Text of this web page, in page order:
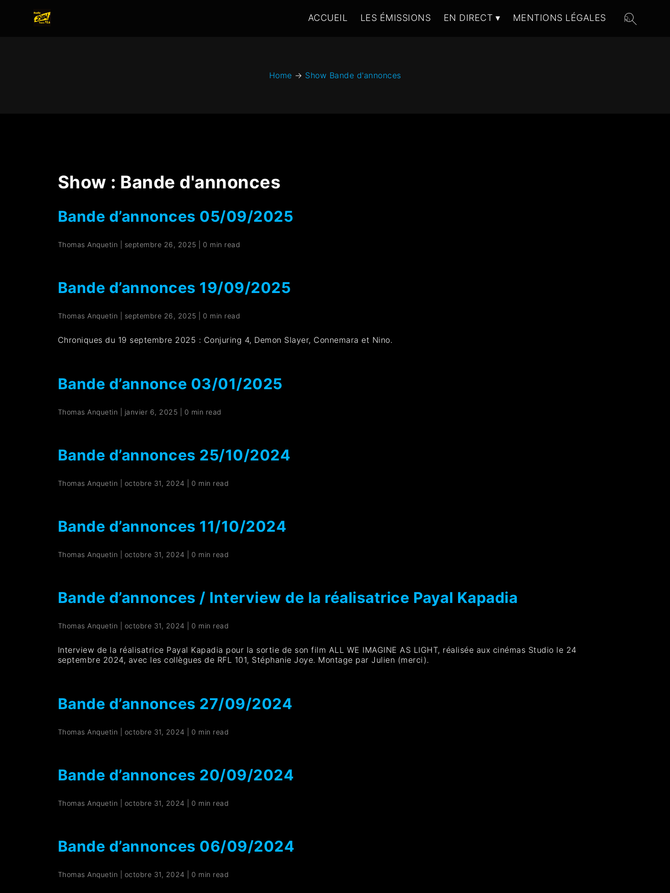
ACCUEIL LES ÉMISSIONS EN DIRECT MENTIONS LÉGALES
Home → Show Bande d'annonces
Show : Bande d'annonces
Bande d’annonces 05/09/2025
Thomas Anquetin septembre 26, 2025 0 min read
Bande d’annonces 19/09/2025
Thomas Anquetin septembre 26, 2025 0 min read
Chroniques du 19 septembre 2025 : Conjuring 4, Demon Slayer, Connemara et Nino.
Bande d’annonce 03/01/2025
Thomas Anquetin janvier 6, 2025 0 min read
Bande d’annonces 25/10/2024
Thomas Anquetin octobre 31, 2024 0 min read
Bande d’annonces 11/10/2024
Thomas Anquetin octobre 31, 2024 0 min read
Bande d’annonces / Interview de la réalisatrice Payal Kapadia
Thomas Anquetin octobre 31, 2024 0 min read
Interview de la réalisatrice Payal Kapadia pour la sortie de son film ALL WE IMAGINE AS LIGHT, réalisée aux cinémas Studio le 24
septembre 2024, avec les collègues de RFL 101, Stéphanie Joye. Montage par Julien (merci).
Bande d’annonces 27/09/2024
Thomas Anquetin octobre 31, 2024 0 min read
Bande d’annonces 20/09/2024
Thomas Anquetin octobre 31, 2024 0 min read
Bande d’annonces 06/09/2024
Thomas Anquetin octobre 31, 2024 0 min read